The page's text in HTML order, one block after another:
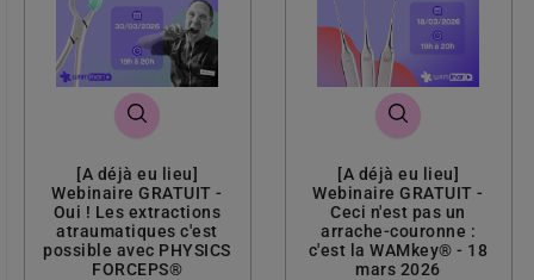
[A déjà eu lieu]
Webinaire GRATUIT -
Oui ! Les extractions
atraumatiques c'est
possible avec PHYSICS
FORCEPS®
[A déjà eu lieu]
Webinaire GRATUIT -
Ceci n'est pas un
arrache-couronne :
c'est la WAMkey® - 18
mars 2026